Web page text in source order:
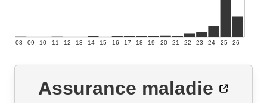
08 09 10 11 12 13 14 15 16 17 18 19 20 21 22 23 24 25 26
Assurance maladie